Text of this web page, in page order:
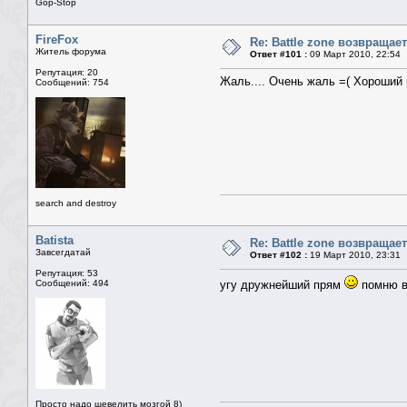
Gop-Stop
FireFox
Житель форума
Репутация: 20
Сообщений: 754
search and destroy
Re: Battle zone
Ответ #101 : 09 Март 2010, 22:54
Жаль.... Очень жаль =( Хороший
Batista
Завсегдатай
Репутация: 53
Сообщений: 494
Просто надо шевелить мозгой 8)
Re: Battle zone
Ответ #102 : 19 Март 2010, 23:31
угу дружнейший прям помню